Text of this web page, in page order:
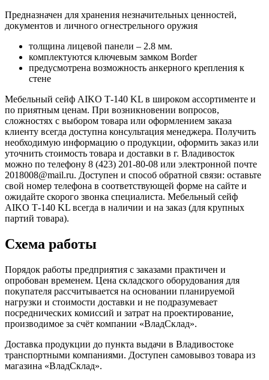
Предназначен для хранения незначительных ценностей,
документов и личного огнестрельного оружия
толщина лицевой панели – 2.8 мм.
комплектуются ключевым замком Border
предусмотрена возможность анкерного крепления к
стене
Мебельный сейф AIKO Т-140 KL в широком ассортименте и
по приятным ценам. При возникновении вопросов,
сложностях с выбором товара или оформлением заказа
клиенту всегда доступна консультация менеджера. Получить
необходимую информацию о продукции, оформить заказ или
уточнить стоимость товара и доставки в г. Владивосток
можно по телефону 8 (423) 201-80-08 или электронной почте
2018008@mail.ru. Доступен и способ обратной связи: оставьте
свой номер телефона в соответствующей форме на сайте и
ожидайте скорого звонка специалиста. Мебельный сейф
AIKO Т-140 KL всегда в наличии и на заказ (для крупных
партий товара).
Схема работы
Порядок работы предприятия с заказами практичен и
опробован временем. Цена складского оборудования для
покупателя рассчитывается на основании планируемой
нагрузки и стоимости доставки и не подразумевает
посреднических комиссий и затрат на проектирование,
производимое за счёт компании «ВладСклад».
Доставка продукции до пункта выдачи в Владивостоке
транспортными компаниями. Доступен самовывоз товара из
магазина «ВладСклад».